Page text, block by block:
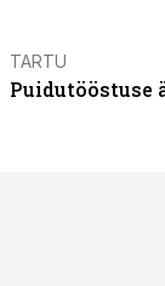
TARTU
Puidutööstuse